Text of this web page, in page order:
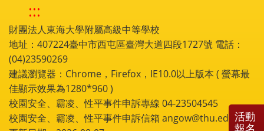
:::
財團法人東海大學附屬高級中等學校
地址：407224臺中市西屯區臺灣大道四段1727號 電話：
(04)23590269
建議瀏覽器：Chrome，Firefox，IE10.0以上版本 ( 螢幕最
佳顯示效果為1280*960 )
校園安全、霸凌、性平事件申訴專線 04-23504545
校園安全、霸凌、性平事件申訴信箱 angow@thu.edu.tw
活動
報名